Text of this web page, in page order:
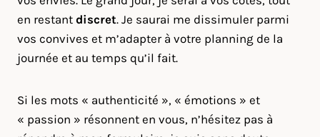
en restant discret. Je saurai me dissimuler parmi
vos convives et m’adapter à votre planning de la
journée et au temps qu’il fait.
Si les mots « authenticité », « émotions » et
« passion » résonnent en vous, n’hésitez pas à